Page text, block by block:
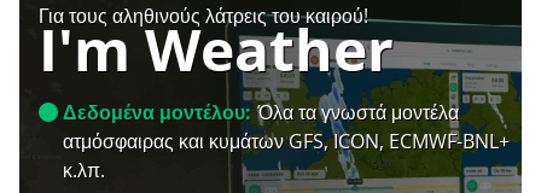
Για τους αληθινούς λάτρεις του καιρού!
I'm Weather
Δεδομένα μοντέλου: Όλα τα γνωστά μοντέλα
ατμόσφαιρας και κυμάτων GFS, ICON, ECMWF-BNL+
κ.λπ.